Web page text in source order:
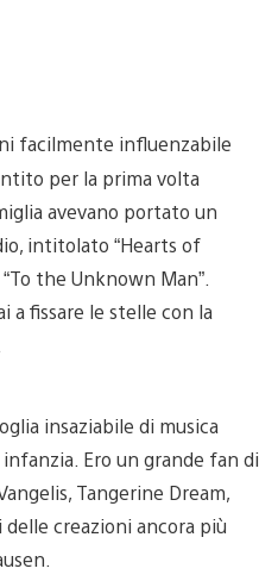
facilmente influenzabile
per la prima volta
avevano portato un
intitolato “Hearts of
the Unknown Man”.
a fissare le stelle con la
insaziabile di musica
Ero un grande fan di
Tangerine Dream,
creazioni ancora più